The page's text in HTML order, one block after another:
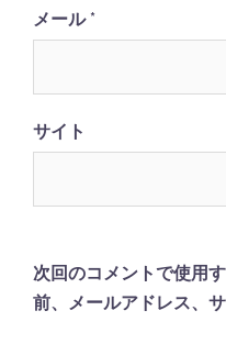
メール*
サイト
次回のコメントで使用
前、メールアドレス、